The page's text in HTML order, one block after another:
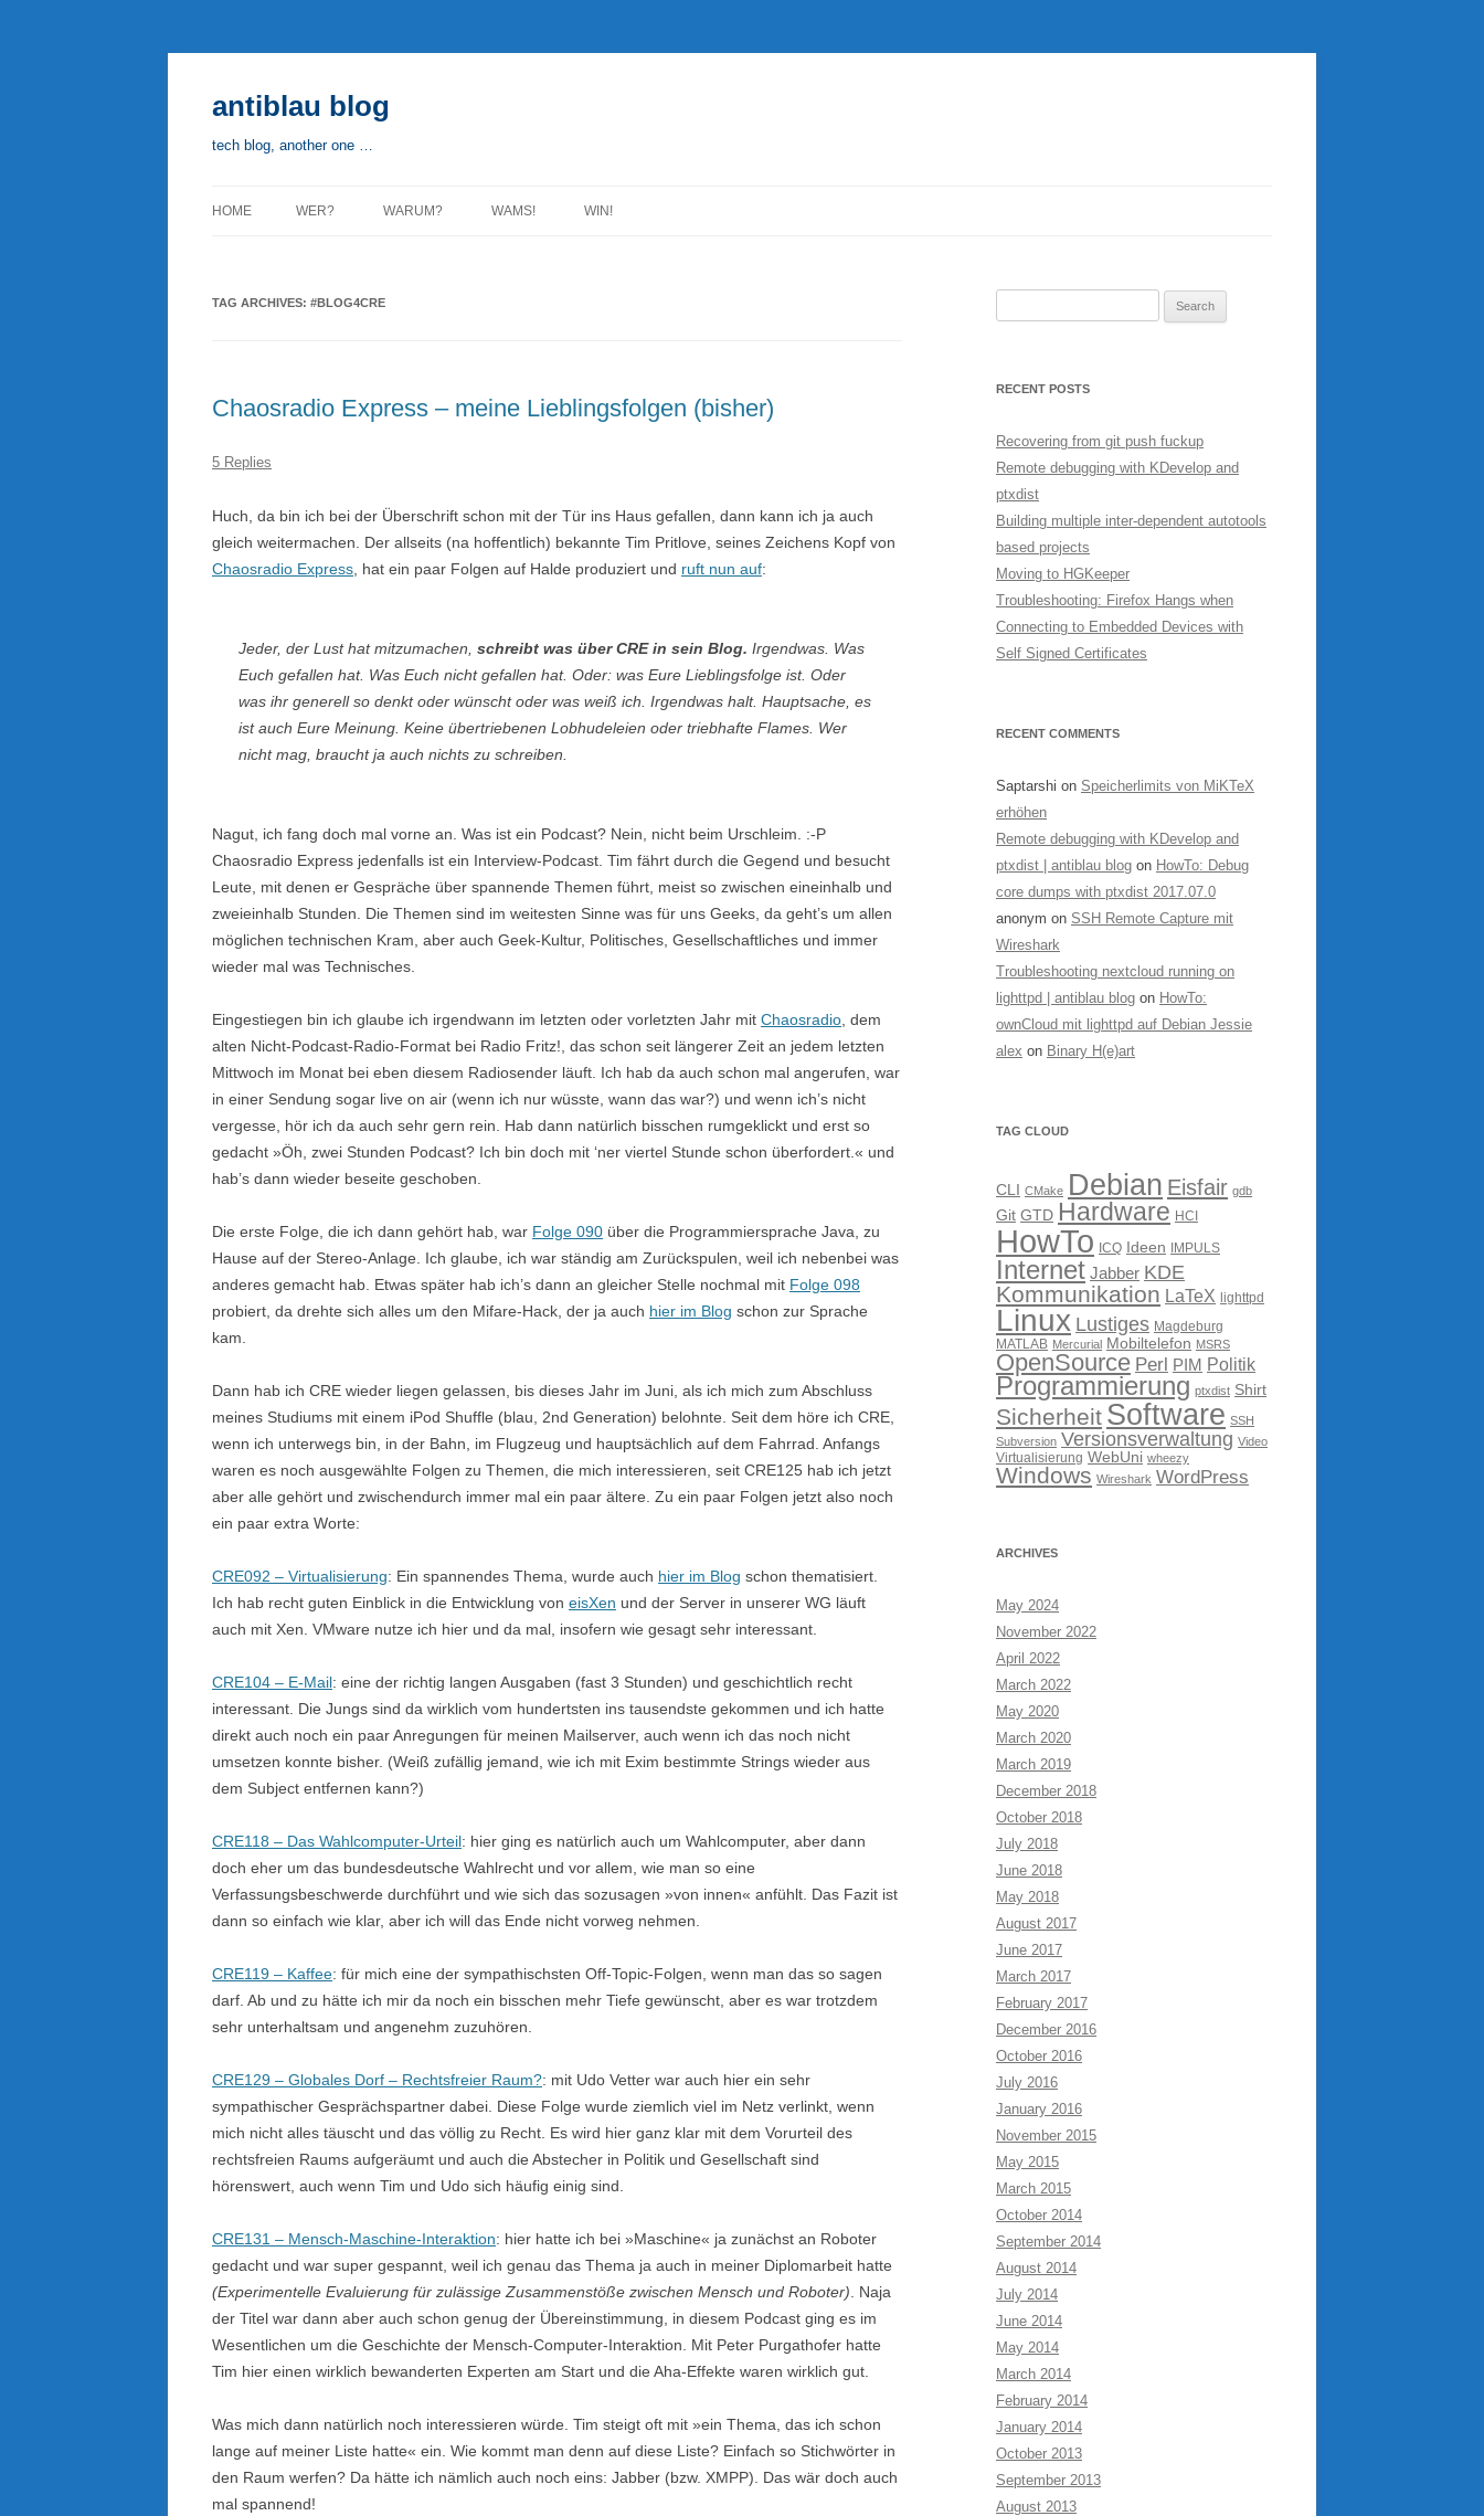
antiblau blog
tech blog, another one …
HOME WER? WARUM? WAMS! WIN!
TAG ARCHIVES: #BLOG4CRE
Chaosradio Express – meine Lieblingsfolgen (bisher)
5 Replies
Huch, da bin ich bei der Überschrift schon mit der Tür ins Haus gefallen, dann kann ich ja auch
gleich weitermachen. Der allseits (na hoffentlich) bekannte Tim Pritlove, seines Zeichens Kopf von
Chaosradio Express , hat ein paar Folgen auf Halde produziert und ruft nun auf:
Jeder, der Lust hat mitzumachen, schreibt was über CRE in sein Blog. Irgendwas. Was
Euch gefallen hat. Was Euch nicht gefallen hat. Oder: was Eure Lieblingsfolge ist. Oder
was ihr generell so denkt oder wünscht oder was weiß ich. Irgendwas halt. Hauptsache, es
ist auch Eure Meinung. Keine übertriebenen Lobhudeleien oder triebhafte Flames. Wer
nicht mag, braucht ja auch nichts zu schreiben.
Nagut, ich fang doch mal vorne an. Was ist ein Podcast? Nein, nicht beim Urschleim. :-P
Chaosradio Express jedenfalls ist ein Interview-Podcast. Tim fährt durch die Gegend und besucht
Leute, mit denen er Gespräche über spannende Themen führt, meist so zwischen eineinhalb und
zweieinhalb Stunden. Die Themen sind im weitesten Sinne was für uns Geeks, da geht’s um allen
möglichen technischen Kram, aber auch Geek-Kultur, Politisches, Gesellschaftliches und immer
wieder mal was Technisches.
Eingestiegen bin ich glaube ich irgendwann im letzten oder vorletzten Jahr mit Chaosradio , dem
alten Nicht-Podcast-Radio-Format bei Radio Fritz!, das schon seit längerer Zeit an jedem letzten
Mittwoch im Monat bei eben diesem Radiosender läuft. Ich hab da auch schon mal angerufen, war
in einer Sendung sogar live on air (wenn ich nur wüsste, wann das war?) und wenn ich’s nicht
vergesse, hör ich da auch sehr gern rein. Hab dann natürlich bisschen rumgeklickt und erst so
gedacht »Öh, zwei Stunden Podcast? Ich bin doch mit ‘ner viertel Stunde schon überfordert.« und
hab’s dann wieder beseite geschoben.
Die erste Folge, die ich dann gehört hab, war Folge 090 über die Programmiersprache Java, zu
Hause auf der Stereo-Anlage. Ich glaube, ich war ständig am Zurückspulen, weil ich nebenbei was
anderes gemacht hab. Etwas später hab ich’s dann an gleicher Stelle nochmal mit Folge 098
probiert, da drehte sich alles um den Mifare-Hack, der ja auch hier im Blog schon zur Sprache
kam.
Dann hab ich CRE wieder liegen gelassen, bis dieses Jahr im Juni, als ich mich zum Abschluss
meines Studiums mit einem iPod Shuffle (blau, 2nd Generation) belohnte. Seit dem höre ich CRE,
wenn ich unterwegs bin, in der Bahn, im Flugzeug und hauptsächlich auf dem Fahrrad. Anfangs
waren es noch ausgewählte Folgen zu Themen, die mich interessieren, seit CRE125 hab ich jetzt
aber alle gehört und zwischendurch immer mal ein paar ältere. Zu ein paar Folgen jetzt also noch
ein paar extra Worte:
CRE092 – Virtualisierung: Ein spannendes Thema, wurde auch hier im Blog schon thematisiert.
Ich hab recht guten Einblick in die Entwicklung von eisXen und der Server in unserer WG läuft
auch mit Xen. VMware nutze ich hier und da mal, insofern wie gesagt sehr interessant.
CRE104 – E-Mail: eine der richtig langen Ausgaben (fast 3 Stunden) und geschichtlich recht
interessant. Die Jungs sind da wirklich vom hundertsten ins tausendste gekommen und ich hatte
direkt auch noch ein paar Anregungen für meinen Mailserver, auch wenn ich das noch nicht
umsetzen konnte bisher. (Weiß zufällig jemand, wie ich mit Exim bestimmte Strings wieder aus
dem Subject entfernen kann?)
CRE118 – Das Wahlcomputer-Urteil: hier ging es natürlich auch um Wahlcomputer, aber dann
doch eher um das bundesdeutsche Wahlrecht und vor allem, wie man so eine
Verfassungsbeschwerde durchführt und wie sich das sozusagen »von innen« anfühlt. Das Fazit ist
dann so einfach wie klar, aber ich will das Ende nicht vorweg nehmen.
CRE119 – Kaffee: für mich eine der sympathischsten Off-Topic-Folgen, wenn man das so sagen
darf. Ab und zu hätte ich mir da noch ein bisschen mehr Tiefe gewünscht, aber es war trotzdem
sehr unterhaltsam und angenehm zuzuhören.
CRE129 – Globales Dorf – Rechtsfreier Raum?: mit Udo Vetter war auch hier ein sehr
sympathischer Gesprächspartner dabei. Diese Folge wurde ziemlich viel im Netz verlinkt, wenn
mich nicht alles täuscht und das völlig zu Recht. Es wird hier ganz klar mit dem Vorurteil des
rechtsfreien Raums aufgeräumt und auch die Abstecher in Politik und Gesellschaft sind
hörenswert, auch wenn Tim und Udo sich häufig einig sind.
CRE131 – Mensch-Maschine-Interaktion: hier hatte ich bei »Maschine« ja zunächst an Roboter
gedacht und war super gespannt, weil ich genau das Thema ja auch in meiner Diplomarbeit hatte
(Experimentelle Evaluierung für zulässige Zusammenstöße zwischen Mensch und Roboter) . Naja
der Titel war dann aber auch schon genug der Übereinstimmung, in diesem Podcast ging es im
Wesentlichen um die Geschichte der Mensch-Computer-Interaktion. Mit Peter Purgathofer hatte
Tim hier einen wirklich bewanderten Experten am Start und die Aha-Effekte waren wirklich gut.
Was mich dann natürlich noch interessieren würde. Tim steigt oft mit »ein Thema, das ich schon
lange auf meiner Liste hatte« ein. Wie kommt man denn auf diese Liste? Einfach so Stichwörter in
den Raum werfen? Da hätte ich nämlich auch noch eins: Jabber (bzw. XMPP). Das wär doch auch
mal spannend!
RECENT POSTS
Recovering from git push fuckup
Remote debugging with KDevelop and
ptxdist
Building multiple inter-dependent autotools
based projects
Moving to HGKeeper
Troubleshooting: Firefox Hangs when
Connecting to Embedded Devices with
Self Signed Certificates
RECENT COMMENTS
Saptarshi on Speicherlimits von MiKTeX
erhöhen
Remote debugging with KDevelop and
ptxdist | antiblau blog on HowTo: Debug
core dumps with ptxdist 2017.07.0
anonym on SSH Remote Capture mit
Wireshark
Troubleshooting nextcloud running on
lighttpd | antiblau blog on HowTo:
ownCloud mit lighttpd auf Debian Jessie
alex on Binary H(e)art
TAG CLOUD
CLI CMake Debian Eisfair gdb
Git GTD Hardware HCI
HowTo ICQ Ideen IMPULS
Internet Jabber KDE
Kommunikation LaTeX lighttpd
Linux Lustiges Magdeburg
MATLAB Mercurial Mobiltelefon MSRS
OpenSource Perl PIM Politik
Programmierung ptxdist Shirt
Sicherheit Software SSH
Subversion Versionsverwaltung Video
Virtualisierung WebUni wheezy
Windows Wireshark WordPress
ARCHIVES
May 2024
November 2022
April 2022
March 2022
May 2020
March 2020
March 2019
December 2018
October 2018
July 2018
June 2018
May 2018
August 2017
June 2017
March 2017
February 2017
December 2016
October 2016
July 2016
January 2016
November 2015
May 2015
March 2015
October 2014
September 2014
August 2014
July 2014
June 2014
May 2014
March 2014
February 2014
January 2014
October 2013
September 2013
August 2013